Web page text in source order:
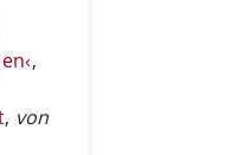
,
, von